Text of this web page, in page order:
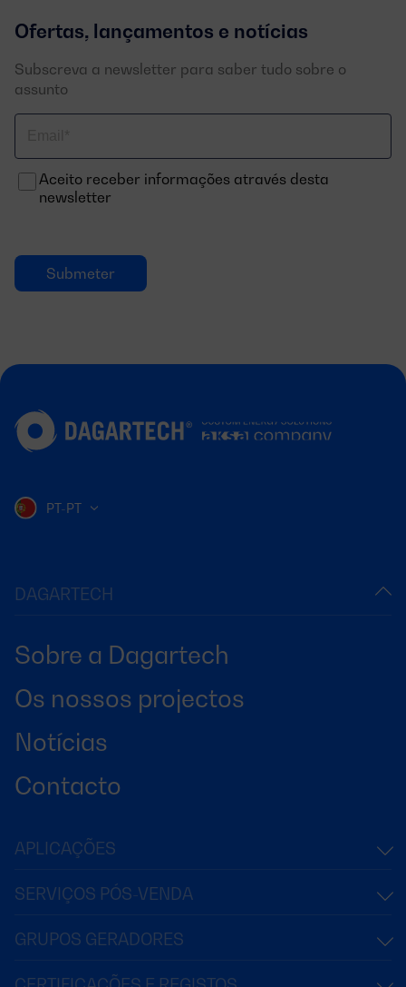
Ofertas, lançamentos e notícias
Subscreva a newsletter para saber tudo sobre o
assunto
electrónico
Aceito receber informações através desta
newsletter
DAGARTECH
Sobre a Dagartech
Os nossos projectos
Notícias
Contacto
PT-PT
APLICAÇÕES
SERVIÇOS PÓS-VENDA
GRUPOS GERADORES